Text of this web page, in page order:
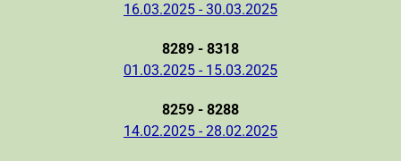
16.03.2025 - 30.03.2025
8289 - 8318
01.03.2025 - 15.03.2025
8259 - 8288
14.02.2025 - 28.02.2025